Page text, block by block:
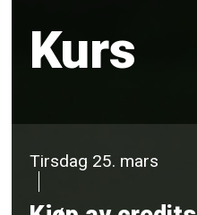
Kurs
Tirsdag 25. mars